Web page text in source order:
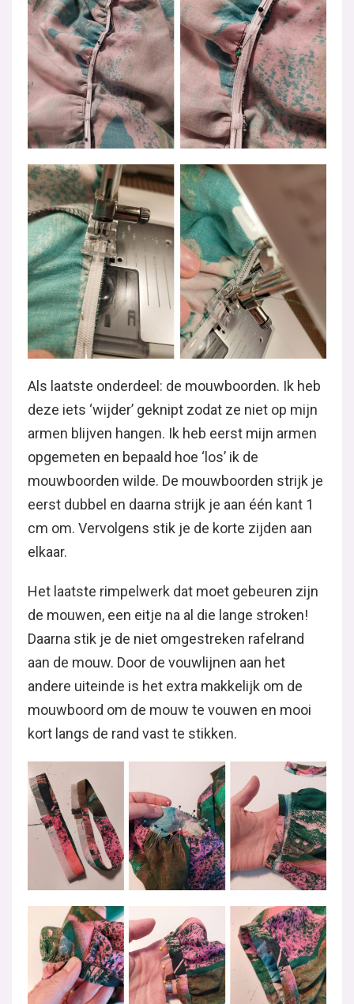
Als laatste onderdeel: de mouwboorden. Ik heb
deze iets ‘wijder’ geknipt zodat ze niet op mijn
armen blijven hangen. Ik heb eerst mijn armen
opgemeten en bepaald hoe ‘los’ ik de
mouwboorden wilde. De mouwboorden strijk je
eerst dubbel en daarna strijk je aan één kant 1
cm om. Vervolgens stik je de korte zijden aan
elkaar.
Het laatste rimpelwerk dat moet gebeuren zijn
de mouwen, een eitje na al die lange stroken!
Daarna stik je de niet omgestreken rafelrand
aan de mouw. Door de vouwlijnen aan het
andere uiteinde is het extra makkelijk om de
mouwboord om de mouw te vouwen en mooi
kort langs de rand vast te stikken.